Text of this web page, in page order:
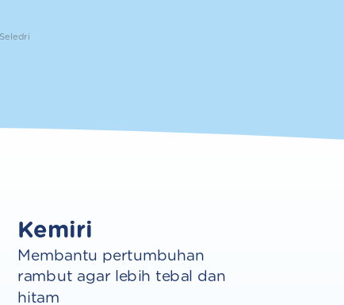
Kemiri
Membantu pertumbuhan
rambut agar lebih tebal dan
hitam